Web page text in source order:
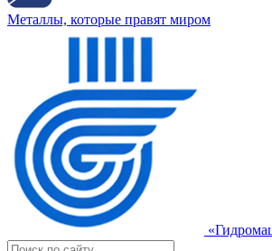
Металлы, которые правят миром